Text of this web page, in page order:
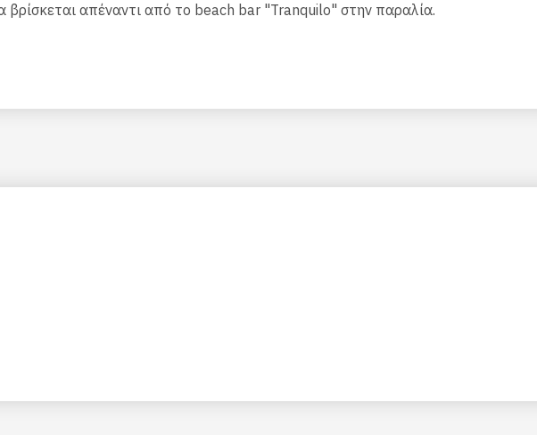
απέναντι από το beach bar "Tranquilo" στην παραλία.